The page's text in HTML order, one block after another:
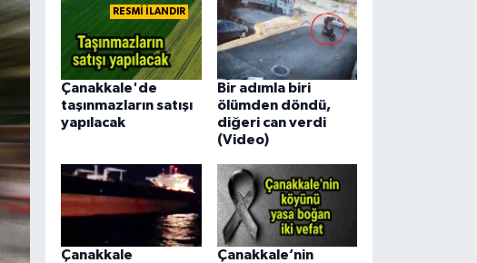
RESMİ İLANDIR
Çanakkale'de
taşınmazların satışı
yapılacak
Bir adımla biri
ölümden döndü,
diğeri can verdi
(Video)
Çanakkale
Çanakkale’nin